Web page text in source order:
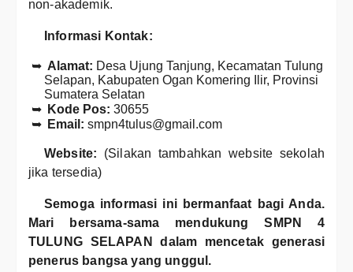
non-akademik.
Informasi Kontak:
Alamat: Desa Ujung Tanjung, Kecamatan Tulung
Selapan, Kabupaten Ogan Komering Ilir, Provinsi
Sumatera Selatan
Kode Pos: 30655
Email: smpn4tulus@gmail.com
Website: (Silakan tambahkan website sekolah
jika tersedia)
Semoga informasi ini bermanfaat bagi Anda.
Mari bersama-sama mendukung SMPN 4
TULUNG SELAPAN dalam mencetak generasi
penerus bangsa yang unggul.